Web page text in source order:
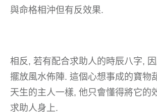
與命格相沖但有反效果.
相反, 若有配合求助人的時辰八字,
擺放風水佈陣. 這個心想事成的寶物
天生的主人一樣, 他只會懂得將它的
求助人身上.